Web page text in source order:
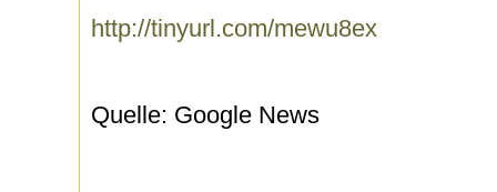
http://tinyurl.com/mewu8ex
Quelle: Google News